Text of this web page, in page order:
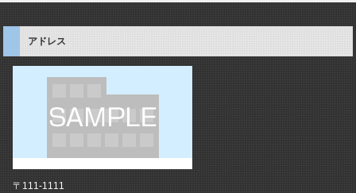
アドレス
〒111-1111